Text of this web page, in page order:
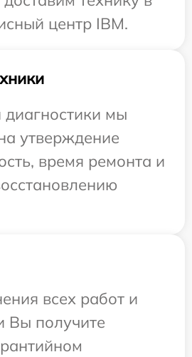
центр IBM.
мы
утверждение
время ремонта и
всех работ и
Вы получите